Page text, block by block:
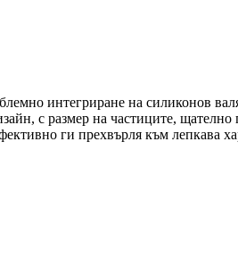
интегриране на силиконов
с размер на частиците,
ги прехвърля към лепкава